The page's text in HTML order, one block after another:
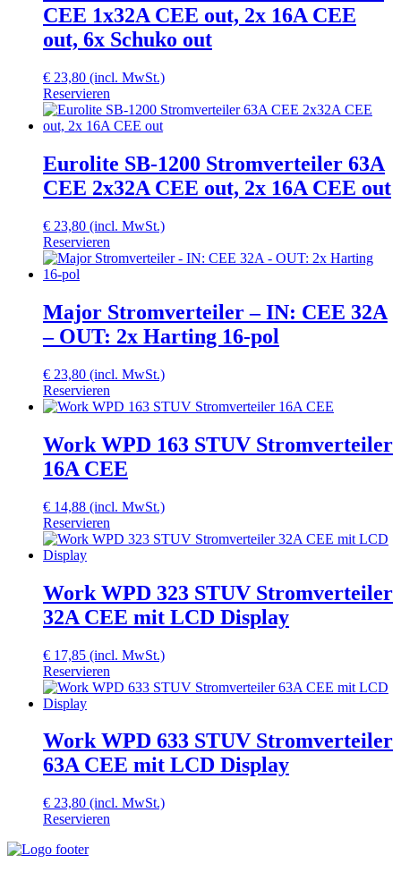
CEE 1x32A CEE out, 2x 16A CEE
out, 6x Schuko out
€ 23,80 (incl. MwSt.)
Reservieren
Eurolite SB-1200 Stromverteiler 63A
CEE 2x32A CEE out, 2x 16A CEE out
€ 23,80 (incl. MwSt.)
Reservieren
Major Stromverteiler – IN: CEE 32A
– OUT: 2x Harting 16-pol
€ 23,80 (incl. MwSt.)
Reservieren
Work WPD 163 STUV Stromverteiler
16A CEE
€ 14,88 (incl. MwSt.)
Reservieren
Work WPD 323 STUV Stromverteiler
32A CEE mit LCD Display
€ 17,85 (incl. MwSt.)
Reservieren
Work WPD 633 STUV Stromverteiler
63A CEE mit LCD Display
€ 23,80 (incl. MwSt.)
Reservieren